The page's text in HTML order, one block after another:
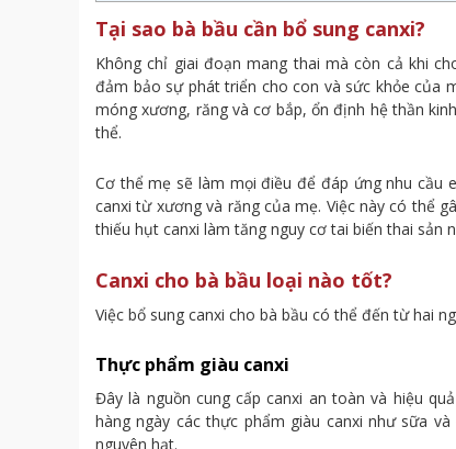
Tại sao bà bầu cần bổ sung canxi?
Không chỉ giai đoạn mang thai mà còn cả khi
đảm bảo sự phát triển cho con và sức khỏe của
móng xương, răng và cơ bắp, ổn định hệ thần
thể.
Cơ thể mẹ sẽ làm mọi điều để đáp ứng nhu cầu
canxi từ xương và răng của mẹ. Việc này có thể
thiếu hụt canxi làm tăng nguy cơ tai biến thai sản
Canxi cho bà bầu loại nào tốt?
Việc bổ sung canxi cho bà bầu có thể đến từ hai
Thực phẩm giàu canxi
Đây là nguồn cung cấp canxi an toàn và hiệu
hàng ngày các thực phẩm giàu canxi như sữa
nguyên hạt.